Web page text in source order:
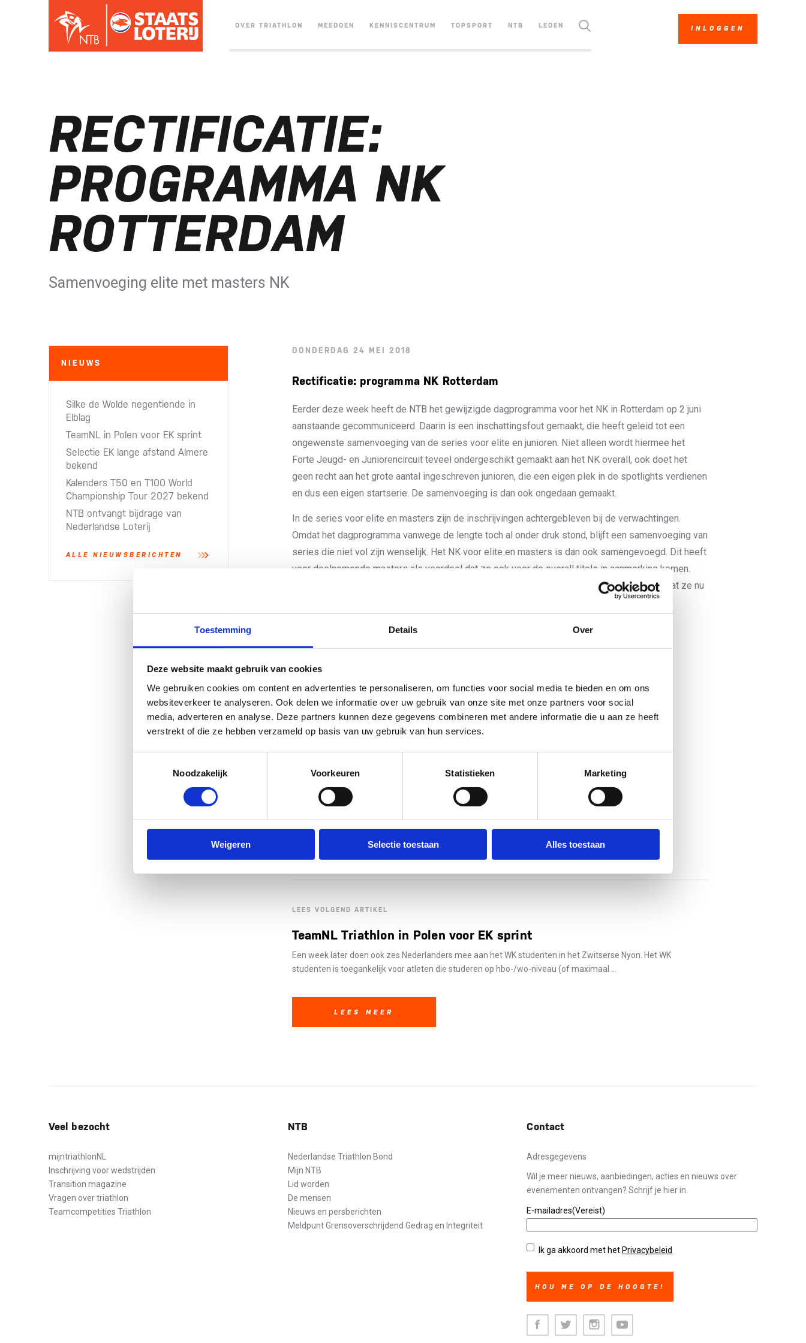
Toestemming Details Over
Deze website maakt gebruik van cookies
We gebruiken cookies om content en advertenties te personaliseren, om functies voor social media te bieden en om ons
websiteverkeer te analyseren. Ook delen we informatie over uw gebruik van onze site met onze partners voor social
media, adverteren en analyse. Deze partners kunnen deze gegevens combineren met andere informatie die u aan ze heeft
verstrekt of die ze hebben verzameld op basis van uw gebruik van hun services.
Noodzakelijk
Voorkeuren Statistieken Marketing
Weigeren Selectie toestaan Alles toestaan
OVER TRIATHLON MEEDOEN KENNISCENTRUM TOPSPORT NTB LEDEN INLOGGEN
RECTIFICATIE:
PROGRAMMA NK
ROTTERDAM
Samenvoeging elite met masters NK
NIEUWS
Silke de Wolde negentiende in
Elblag
TeamNL in Polen voor EK sprint
Selectie EK lange afstand Almere
bekend
Kalenders T50 en T100 World
Championship Tour 2027 bekend
NTB ontvangt bijdrage van
Nederlandse Loterij​
ALLE NIEUWSBERICHTEN
DONDERDAG 24 MEI 2018
Rectificatie: programma NK Rotterdam
Eerder deze week heeft de NTB het gewijzigde dagprogramma voor het NK in Rotterdam op 2 juni
aanstaande gecommuniceerd. Daarin is een inschattingsfout gemaakt, die heeft geleid tot een
ongewenste samenvoeging van de series voor elite en junioren. Niet alleen wordt hiermee het
Forte Jeugd- en Juniorencircuit teveel ondergeschikt gemaakt aan het NK overall, ook doet het
geen recht aan het grote aantal ingeschreven junioren, die een eigen plek in de spotlights verdienen
en dus een eigen startserie. De samenvoeging is dan ook ongedaan gemaakt.
In de series voor elite en masters zijn de inschrijvingen achtergebleven bij de verwachtingen.
Omdat het dagprogramma vanwege de lengte toch al onder druk stond, blijft een samenvoeging van
series die niet vol zijn wenselijk. Het NK voor elite en masters is dan ook samengevoegd. Dit heeft
voor deelnemende masters als voordeel dat ze ook voor de overall titels in aanmerking komen.
Andersom geldt voor de masters die oorspronkelijk deel zouden nemen aan het NK elite, dat ze nu
blijft nog open tot en met aanstaande zaterdag.
Het definitieve dagprogramma voor zaterdag 2 juni ziet er nu als volgt uit:
12.20 uur Jeugd jongens
13.00 uur Junioren meisjes
14.00 uur Junioren jongens
17.10 uur Paratriathlon
18.30 uur Mixed Team Relay
Meer informatie:www.triathlon010.nl
LEES VOLGEND ARTIKEL
TeamNL Triathlon in Polen voor EK sprint
Een week later doen ook zes Nederlanders mee aan het WK studenten in het Zwitserse Nyon. Het WK
studenten is toegankelijk voor atleten die studeren op hbo-/wo-niveau (of maximaal ...
LEES MEER
Veel bezocht
mijntriathlonNL
Inschrijving voor wedstrijden
Transition magazine
Vragen over triathlon
Teamcompetities Triathlon
NTB
Nederlandse Triathlon Bond
Mijn NTB
Lid worden
De mensen
Nieuws en persberichten
Meldpunt Grensoverschrijdend Gedrag en Integriteit
Contact
Adresgegevens
Wil je meer nieuws, aanbiedingen, acties en nieuws over
evenementen ontvangen? Schrijf je hier in.
E-mailadres(Vereist)
Privacybeleid(Vereist)
Ik ga akkoord met het Privacybeleid